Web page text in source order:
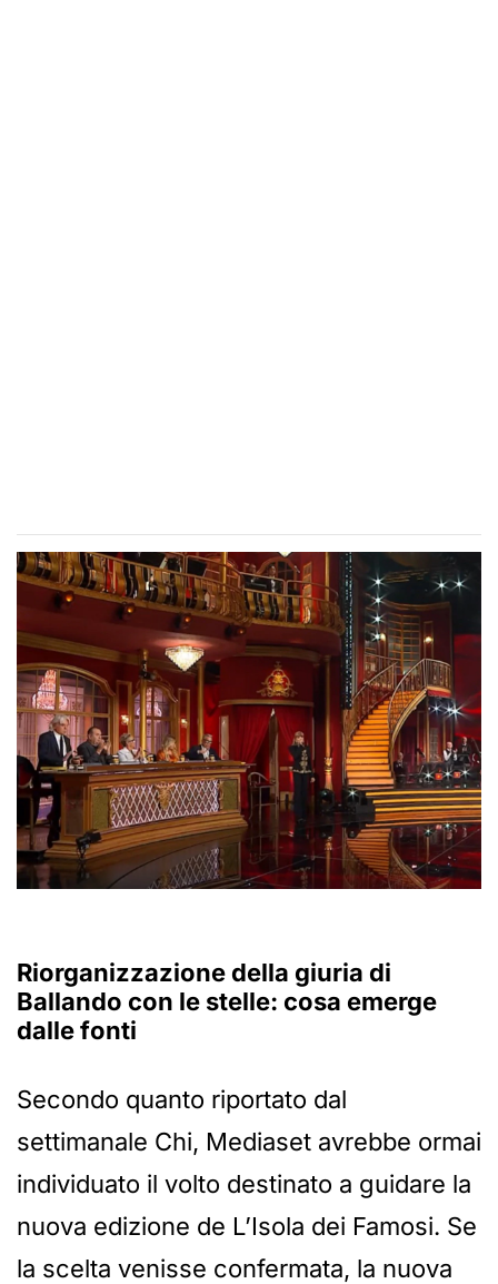
Riorganizzazione della giuria di
Ballando con le stelle: cosa emerge
dalle fonti
Secondo quanto riportato dal
settimanale Chi, Mediaset avrebbe ormai
individuato il volto destinato a guidare la
nuova edizione de L’Isola dei Famosi. Se
la scelta venisse confermata, la nuova